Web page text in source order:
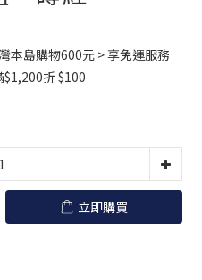
本島購物600元 > 享免運服務
折 $100
立即購買